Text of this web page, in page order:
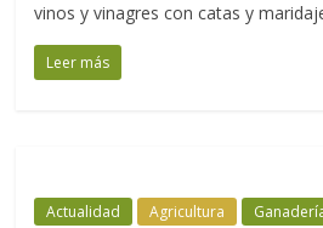
vinos y vinagres con catas y
Leer más
Actualidad Agricultura